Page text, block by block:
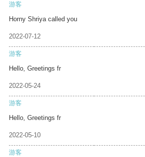
游客
Horny Shriya called you
2022-07-12
游客
Hello, Greetings fr
2022-05-24
游客
Hello, Greetings fr
2022-05-10
游客